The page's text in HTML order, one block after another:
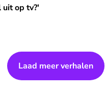
op tv?'
Laad meer verhalen